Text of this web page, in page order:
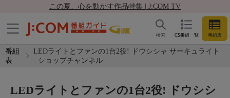
この夏、心を動かす作品特集 | J:COM TV
CS番組一覧 番組表
検索
番組
表
LEDライトとファンの1台2役! ドウシシャ サーキュライト
- ショップチャンネル
LEDライトとファンの1台2役! ドウシシ